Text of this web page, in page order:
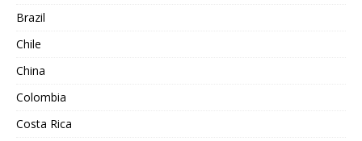
Brazil
Chile
China
Colombia
Costa Rica